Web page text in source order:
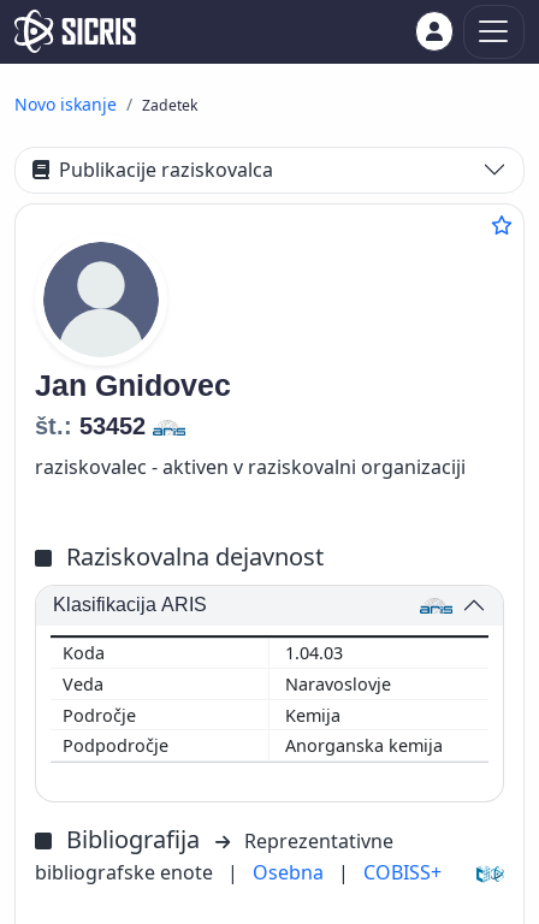
Novo iskanje Zadetek
Publikacije raziskovalca
Jan Gnidovec
št.: 53452
raziskovalec - aktiven v raziskovalni organizaciji
Raziskovalna dejavnost
Klasifikacija ARIS
1.04.03
Naravoslovje
Kemija
Anorganska kemija
Bibliografija
Reprezentativne
bibliografske enote
| Osebna | COBISS+